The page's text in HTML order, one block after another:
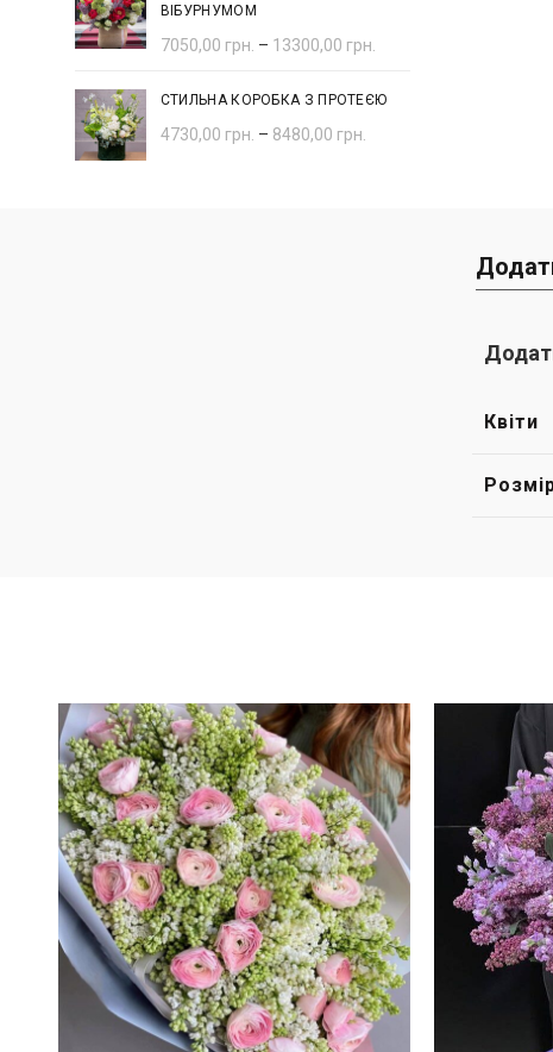
ВІБУРНУМОМ
7050,00 грн. – 13300,00 грн.
СТИЛЬНА КОРОБКА З ПРОТЕЄЮ
4730,00 грн. – 8480,00 грн.
Квіти